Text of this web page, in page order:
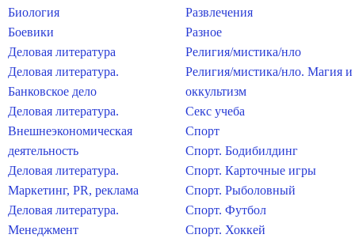
Биология
Боевики
Деловая литература
Деловая литература.
Банковское дело
Деловая литература.
Внешнеэкономическая
деятельность
Деловая литература.
Маркетинг, PR, реклама
Деловая литература.
Менеджмент
Развлечения
Разное
Религия/мистика/нло
Религия/мистика/нло. Магия и
оккультизм
Секс учеба
Спорт
Спорт. Бодибилдинг
Спорт. Карточные игры
Спорт. Рыболовный
Спорт. Футбол
Спорт. Хоккей